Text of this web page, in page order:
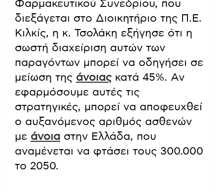
Φαρμακευτικού Συνεδρίου, που
διεξάγεται στο Διοικητήριο της Π.Ε.
Κιλκίς, η κ. Τσολάκη εξήγησε ότι η
σωστή διαχείριση αυτών των
παραγόντων μπορεί να οδηγήσει σε
μείωση της άνοιαςκατά 45%. Αν
εφαρμόσουμε αυτές τις
στρατηγικές, μπορεί να αποφευχθεί
ο αυξανόμενος αριθμός ασθενών
με άνοια στην Ελλάδα, που
αναμένεται να φτάσει τους 300.000
το 2050.